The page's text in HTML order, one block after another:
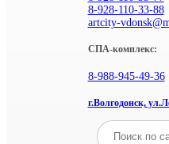
8-928-110-33-88
artcity-
СПА-комплекс:
8-988-945-49-36
г.Волгодонск,